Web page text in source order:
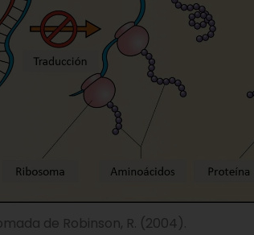
de Robinson, R. (2004).